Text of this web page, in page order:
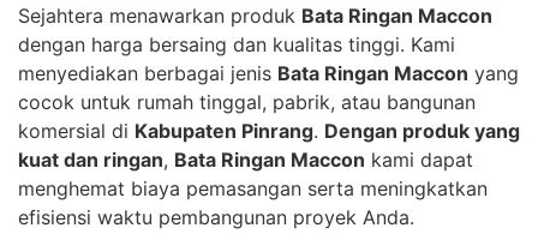
Sejahtera menawarkan produk Bata Ringan Maccon
dengan harga bersaing dan kualitas tinggi. Kami
menyediakan berbagai jenis Bata Ringan Maccon yang
cocok untuk rumah tinggal, pabrik, atau bangunan
komersial di Kabupaten Pinrang. Dengan produk yang
kuat dan ringan, Bata Ringan Maccon kami dapat
menghemat biaya pemasangan serta meningkatkan
efisiensi waktu pembangunan proyek Anda.